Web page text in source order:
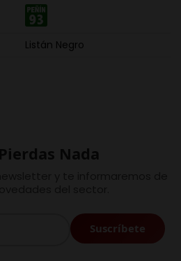
Listán Negro
Nada